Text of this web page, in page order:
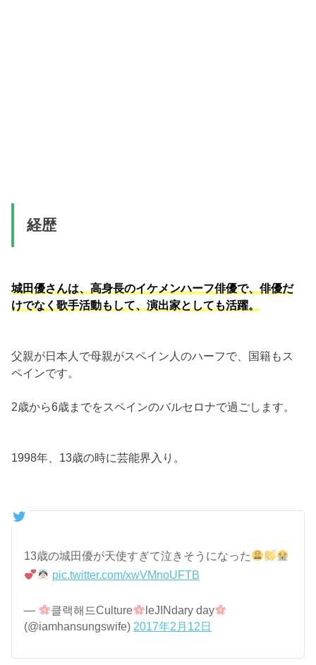
経歴
城田優さんは、高身長のイケメンハーフ俳優で、俳優だ
けでなく歌手活動もして、演出家としても活躍。
父親が日本人で母親がスペイン人のハーフで、国籍もス
ペインです。
2歳から6歳までをスペインのバルセロナで過ごします。
1998年、13歳の時に芸能界入り。
13歳の城田優が天使すぎて泣きそうになった
pic.twitter.com/xwVMnoUFTB
— 클랙해드Culture
leJINdary day
(@iamhansungswife) 2017年2月12日